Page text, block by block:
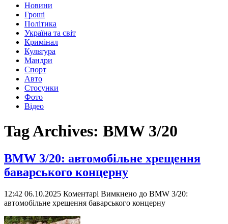
Новини
Гроші
Політика
Україна та світ
Кримінал
Культура
Мандри
Спорт
Авто
Стосунки
Фото
Відео
Tag Archives: BMW 3/20
BMW 3/20: автомобільне хрещення
баварського концерну
12:42 06.10.2025 Коментарі Вимкнено до BMW 3/20:
автомобільне хрещення баварського концерну